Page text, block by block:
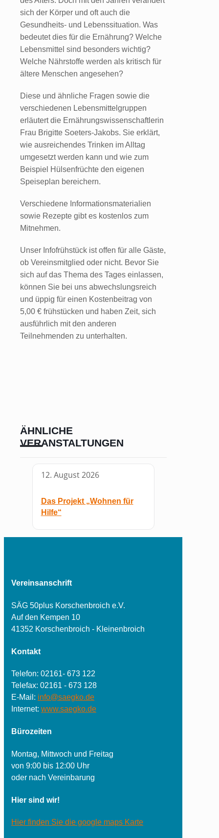
sich der Körper und oft auch die
Gesundheits- und Lebenssituation. Was
bedeutet dies für die Ernährung? Welche
Lebensmittel sind besonders wichtig?
Welche Nährstoffe werden als kritisch für
ältere Menschen angesehen?
Diese und ähnliche Fragen sowie die
verschiedenen Lebensmittelgruppen
erläutert die Ernährungswissenschaftlerin
Frau Brigitte Soeters-Jakobs. Sie erklärt,
wie ausreichendes Trinken im Alltag
umgesetzt werden kann und wie zum
Beispiel Hülsenfrüchte den eigenen
Speiseplan bereichern.
Verschiedene Informationsmaterialien
sowie Rezepte gibt es kostenlos zum
Mitnehmen.
Unser Infofrühstück ist offen für alle Gäste,
ob Vereinsmitglied oder nicht. Bevor Sie
sich auf das Thema des Tages einlassen,
können Sie bei uns abwechslungsreich
und üppig für einen Kostenbeitrag von
5,00 € frühstücken und haben Zeit, sich
ausführlich mit den anderen
Teilnehmenden zu unterhalten.
ÄHNLICHE
VERANSTALTUNGEN
12. August 2026
Das Projekt „Wohnen für
Hilfe“
Vereinsanschrift
SÄG 50plus Korschenbroich e.V.
Auf den Kempen 10
41352 Korschenbroich - Kleinenbroich
Kontakt
Telefon: 02161- 673 122
Telefax: 02161 - 673 128
E-Mail: info@saegko.de
Internet: www.saegko.de
Bürozeiten
Montag, Mittwoch und Freitag
von 9:00 bis 12:00 Uhr
oder nach Vereinbarung
Hier sind wir!
Hier finden Sie die google maps Karte